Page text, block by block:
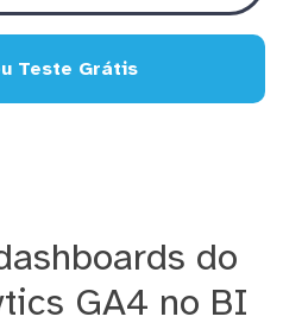
Teste Grátis
do
GA4 no BI